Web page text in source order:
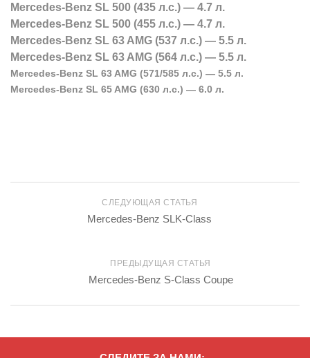
Mercedes-Benz SL 500 (435 л.с.) — 4.7 л.
Mercedes-Benz SL 500 (455 л.с.) — 4.7 л.
Mercedes-Benz SL 63 AMG (537 л.с.) — 5.5 л.
Mercedes-Benz SL 63 AMG (564 л.с.) — 5.5 л.
Mercedes-Benz SL 63 AMG (571/585 л.с.) — 5.5 л.
Mercedes-Benz SL 65 AMG (630 л.с.) — 6.0 л.
СЛЕДУЮЩАЯ СТАТЬЯ
Mercedes-Benz SLK-Class
ПРЕДЫДУЩАЯ СТАТЬЯ
Mercedes-Benz S-Class Coupe